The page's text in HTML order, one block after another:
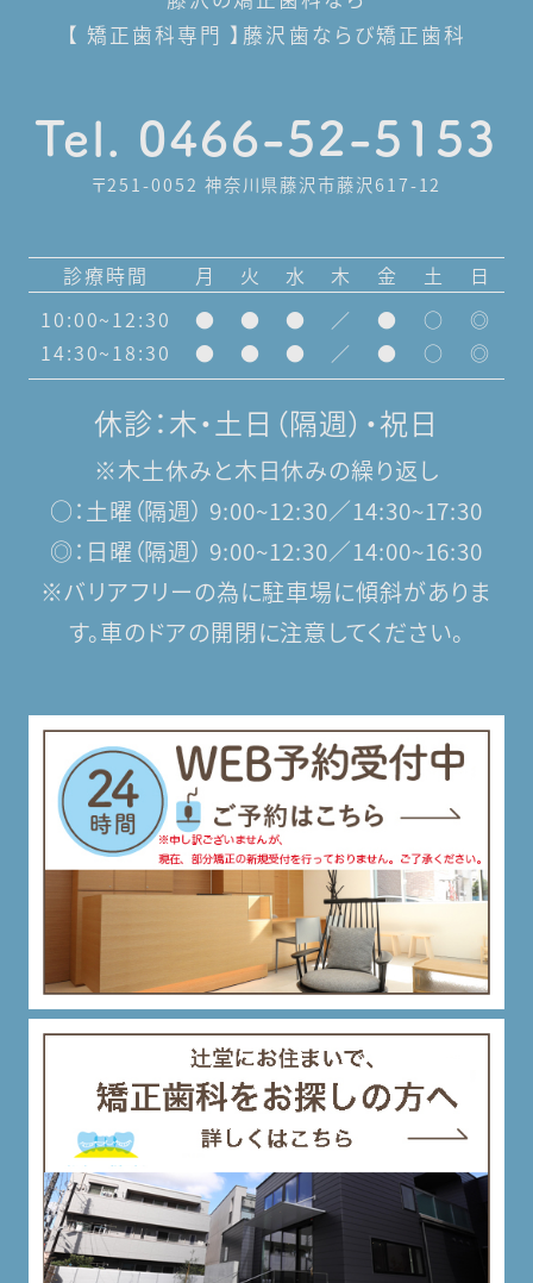
【 矯正歯科専門 】藤沢歯ならび矯正歯科
Tel. 0466-52-5153
〒251-0052 神奈川県藤沢市藤沢617-12
診療時間 月 火 水 木 金 土
日
10:00~12:30
● ● ● ／ ● ○
◎
14:30~18:30
● ● ● ／ ● ○ ◎
休診：木・土日（隔週）・祝日
※木土休みと木日休みの繰り返し
○：土曜（隔週） 9:00~12:30／14:30~17:30
◎：日曜（隔週） 9:00~12:30／14:00~16:30
※バリアフリーの為に駐車場に傾斜がありま
す。車のドアの開閉に注意してください。